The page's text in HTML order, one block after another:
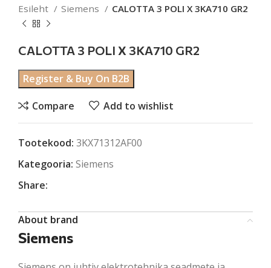
Esileht Siemens CALOTTA 3 POLI X 3KA710 GR2
CALOTTA 3 POLI X 3KA710 GR2
Register & Buy On B2B
Compare Add to wishlist
Tootekood: 3KX71312AF00
Kategooria: Siemens
Share:
About brand
Siemens